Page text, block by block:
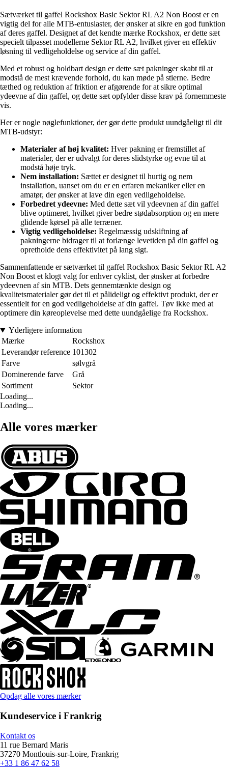
Sætværket til gaffel Rockshox Basic Sektor RL A2 Non Boost er en
vigtig del for alle MTB-entusiaster, der ønsker at sikre en god funktion
af deres gaffel. Designet af det kendte mærke Rockshox, er dette sæt
specielt tilpasset modellerne Sektor RL A2, hvilket giver en effektiv
løsning til vedligeholdelse og service af din gaffel.
Med et robust og holdbart design er dette sæt pakninger skabt til at
modstå de mest krævende forhold, du kan møde på stierne. Bedre
tæthed og reduktion af friktion er afgørende for at sikre optimal
ydeevne af din gaffel, og dette sæt opfylder disse krav på fornemmeste
vis.
Her er nogle nøglefunktioner, der gør dette produkt uundgåeligt til dit
MTB-udstyr:
Materialer af høj kvalitet: Hver pakning er fremstillet af
materialer, der er udvalgt for deres slidstyrke og evne til at
modstå høje tryk.
Nem installation: Sættet er designet til hurtig og nem
installation, uanset om du er en erfaren mekaniker eller en
amatør, der ønsker at lave din egen vedligeholdelse.
Forbedret ydeevne: Med dette sæt vil ydeevnen af din gaffel
blive optimeret, hvilket giver bedre stødabsorption og en mere
glidende kørsel på alle terræner.
Vigtig vedligeholdelse: Regelmæssig udskiftning af
pakningerne bidrager til at forlænge levetiden på din gaffel og
opretholde dens effektivitet på lang sigt.
Sammenfattende er sætværket til gaffel Rockshox Basic Sektor RL A2
Non Boost et klogt valg for enhver cyklist, der ønsker at forbedre
ydeevnen af sin MTB. Dets gennemtænkte design og
kvalitetsmaterialer gør det til et pålideligt og effektivt produkt, der er
essentielt for en god vedligeholdelse af din gaffel. Tøv ikke med at
optimere din køreoplevelse med dette uundgåelige fra Rockshox.
Yderligere information
Mærke
Rockshox
Leverandør reference 101302
Farve
sølvgrå
Dominerende farve
Grå
Sortiment
Sektor
Loading...
Loading...
Alle vores mærker
Opdag alle vores mærker
Kundeservice i Frankrig
Kontakt os
11 rue Bernard Maris
37270 Montlouis-sur-Loire, Frankrig
+33 1 86 47 62 58